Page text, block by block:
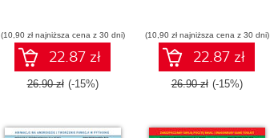
(10,90 zł najniższa cena z 30 dni)
22.87 zł
26.90 zł (-15%)
(10,90 zł najniższa cena z 30 dni)
22.87 zł
26.90 zł (-15%)